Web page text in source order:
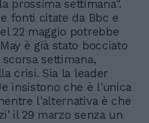
prossima settimana".
fonti citate da Bbc e
22 maggio potrebbe
è già stato bocciato
settimana,
crisi. Sia la leader
insistono che è l'unica
l'alternativa è che
il 29 marzo senza un